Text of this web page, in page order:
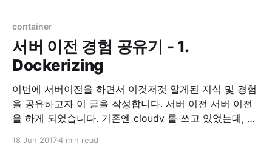
container
서버 이전 경험 공유기 - 1.
Dockerizing
이번에 서버이전을 하면서 이것저것 알게된 지식 및 경험
을 공유하고자 이 글을 작성합니다. 서버 이전 서버 이전
을 하게 되었습니다. 기존엔 cloudv 를 쓰고 있었는데, 같
18 Jun 20174 min read